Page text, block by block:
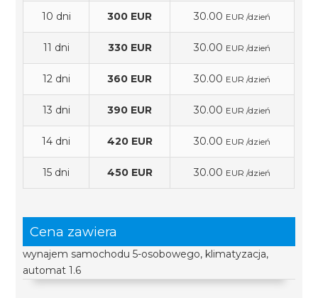
10 dni 300 EUR 30.00 EUR /dzień
11 dni 330 EUR 30.00 EUR /dzień
12 dni 360 EUR 30.00 EUR /dzień
13 dni 390 EUR 30.00 EUR /dzień
14 dni 420 EUR 30.00 EUR /dzień
15 dni 450 EUR 30.00 EUR /dzień
Cena zawiera
wynajem samochodu 5-osobowego, klimatyzacja,
automat 1.6